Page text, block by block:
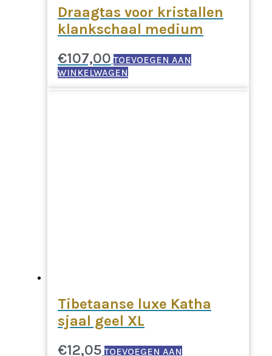
Draagtas voor kristallen
klankschaal medium
€107,00 TOEVOEGEN AAN
WINKELWAGEN
Tibetaanse luxe Katha
sjaal geel XL
€12,05 TOEVOEGEN AAN